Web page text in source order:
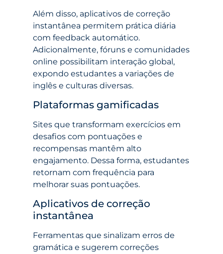
Além disso, aplicativos de correção
instantânea permitem prática diária
com feedback automático.
Adicionalmente, fóruns e comunidades
online possibilitam interação global,
expondo estudantes a variações de
inglês e culturas diversas.
Plataformas gamificadas
Sites que transformam exercícios em
desafios com pontuações e
recompensas mantêm alto
engajamento. Dessa forma, estudantes
retornam com frequência para
melhorar suas pontuações.
Aplicativos de correção
instantânea
Ferramentas que sinalizam erros de
gramática e sugerem correções